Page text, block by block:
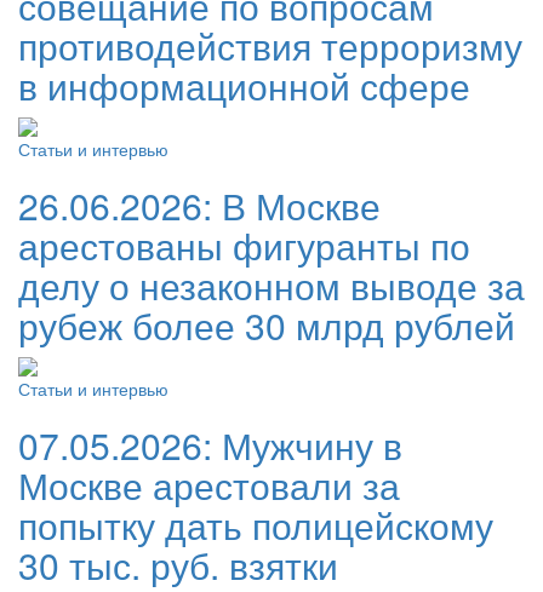
противодействия терроризму
в информационной сфере
Статьи и интервью
26.06.2026: В Москве
арестованы фигуранты по
делу о незаконном выводе за
рубеж более 30 млрд рублей
Статьи и интервью
07.05.2026: Мужчину в
Москве арестовали за
попытку дать полицейскому
30 тыс. руб. взятки